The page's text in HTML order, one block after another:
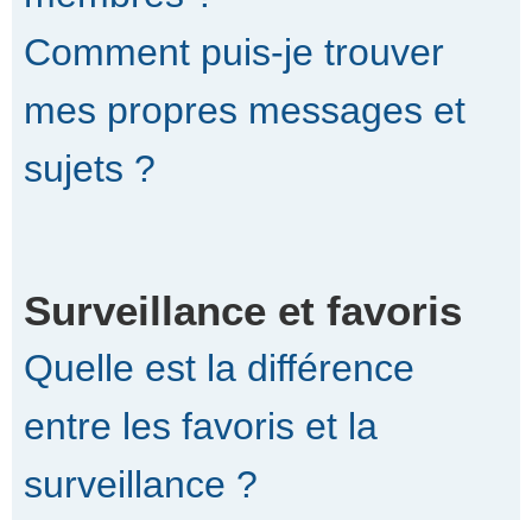
Comment puis-je trouver
mes propres messages et
sujets ?
Surveillance et favoris
Quelle est la différence
entre les favoris et la
surveillance ?